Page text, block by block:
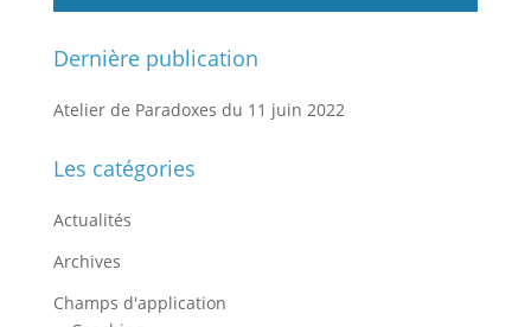
Dernière publication
Atelier de Paradoxes du 11 juin 2022
Les catégories
Actualités
Archives
Champs d'application